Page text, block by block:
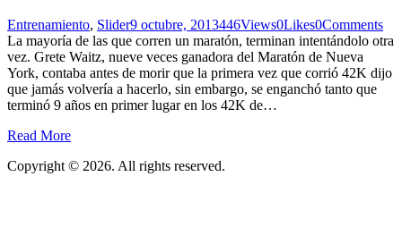
Entrenamiento, Slider9 octubre, 2013446Views0Likes0Comments
La mayoría de las que corren un maratón, terminan intentándolo otra
vez. Grete Waitz, nueve veces ganadora del Maratón de Nueva
York, contaba antes de morir que la primera vez que corrió 42K dijo
que jamás volvería a hacerlo, sin embargo, se enganchó tanto que
terminó 9 años en primer lugar en los 42K de…
Read More
Copyright © 2026. All rights reserved.